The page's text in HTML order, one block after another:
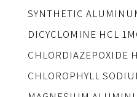
SYNTHETIC
DICYCLOMINE HCL
CHLORDIAZEPOXIDE
CHLOROPHYLL